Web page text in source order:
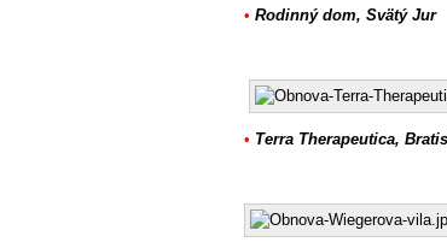
• Rodinný dom, Svätý Jur
• Terra Therapeutica,